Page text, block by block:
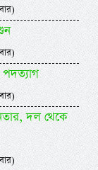
দল থেকে